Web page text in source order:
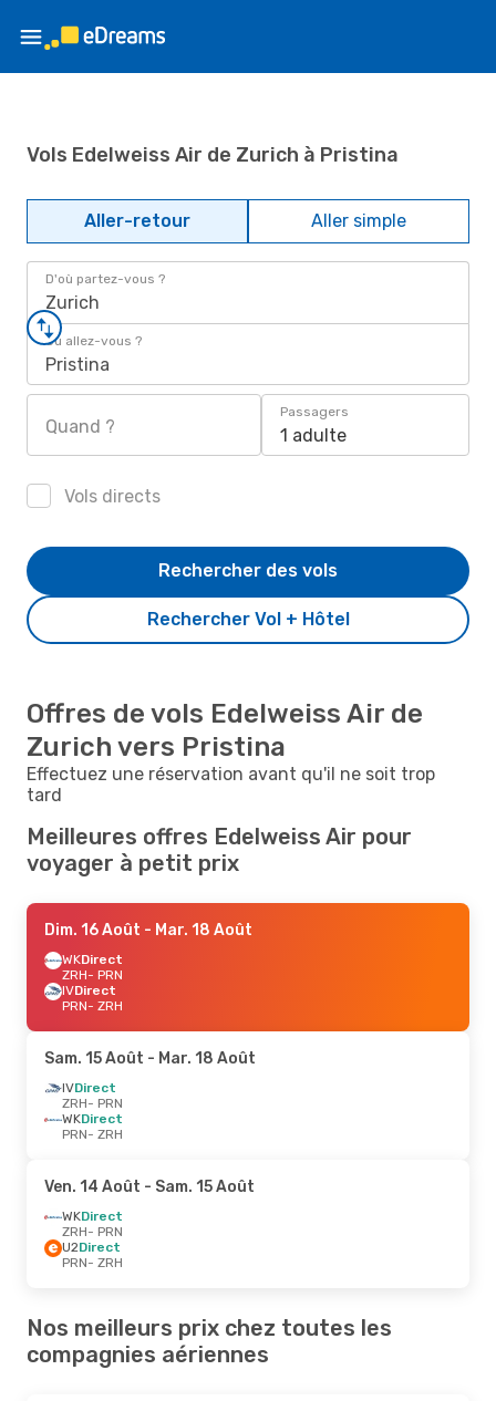
Vols Edelweiss Air de Zurich à Pristina
Aller-retour Aller simple
D'où partez-vous ?
Zurich
Où allez-vous ?
Pristina
Quand ?
Passagers
1 adulte
Vols directs
Rechercher Vol + Hôtel
Rechercher des vols
Offres de vols Edelweiss Air de
Zurich vers Pristina
Effectuez une réservation avant qu'il ne soit trop
tard
Meilleures offres Edelweiss Air pour
voyager à petit prix
Dim. 16 Août - Mar. 18 Août
WKDirect
ZRH- PRN
IVDirect
PRN- ZRH
Sam. 15 Août - Mar. 18 Août
IVDirect
ZRH- PRN
WKDirect
PRN- ZRH
Ven. 14 Août - Sam. 15 Août
WKDirect
ZRH- PRN
U2Direct
PRN- ZRH
Nos meilleurs prix chez toutes les
compagnies aériennes